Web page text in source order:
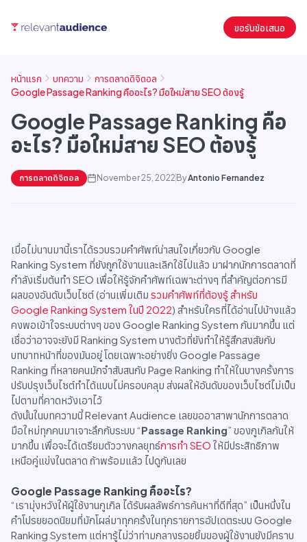
ขอรับข้อเสนอ
หน้าแรก บทความ
การตลาดดิจิตอล
Google Passage Ranking คืออะไร? มือใหม่สาย SEO ต้องรู้
Google Passage Ranking คือ
อะไร? มือใหม่สาย SEO ต้องรู้
การตลาดดิจิตอล November 25, 2022 ByAntonio Fernandez
เมื่อไม่นานมานี้เราได้รวบรวมคำศัพท์น่าสนใจเกี่ยวกับ Google
Ranking System ที่ยังถูกใช้งานและเลิกใช้ไปแล้ว มาฝากนักการตลาดที่
กำลังเริ่มต้นทำ SEO เพื่อให้รู้จักคำศัพท์เฉพาะต่างๆ ที่สำคัญต่อการมี
ผลของอันดับเว็บไซต์ (อ่านเพิ่มเติม รวมคำศัพท์ที่ต้องรู้ สำหรับ
Google Ranking System ในปี 2022) สำหรับใครที่ได้อ่านไปบ้างแล้ว
คงพอเข้าใจระบบต่างๆ ของ Google Ranking System กันมากขึ้น แต่
เชื่อว่าอาจจะยังมี Ranking System บางตัวที่ยังทำให้รู้สึกสงสัยกับ
บทบาทหน้าที่ของมันอยู่ โดยเฉพาะอย่างยิ่ง Google Passage
Ranking ที่หลายคนมักจำสับสนกับ Page Ranking ทำให้ในบางครั้งการ
ปรับปรุงเว็บไซต์ทำได้แบบไม่ครอบคลุม ส่งผลให้อันดับของเว็บไซต์ไม่เป็น
ไปตามที่คาดหวังเอาไว้
ดังนั้นในบทความนี้ Relevant Audience เลยขออาสาพานักการตลาด
มือใหม่ทุกคนมาเจาะลึกกับระบบ “Passage Ranking” ของกูเกิลกันให้
มากขึ้น เพื่อจะได้เตรียมตัววางกลยุทธ์การทำ SEO ให้มีประสิทธิภาพ
เหนือคู่แข่งในตลาด ถ้าพร้อมแล้ว ไปดูกันเลย
Google Passage Ranking คืออะไร?
“เรามุ่งหวังให้ผู้ใช้งานกูเกิล ได้รับผลลัพธ์การค้นหาที่ดีที่สุด” เป็นหนึ่งใน
คำโปรยยอดนิยมที่มักโผล่มาทุกครั้งในทุกรายการอัปเดตระบบ Google
Ranking System แต่หารู้ไม่ว่าท่ามกลางรอยยิ้มของผู้ใช้งานยังมีคราบ